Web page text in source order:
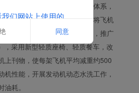
效；建立飞行全阶段油耗监控体系，
化管理；推进飞机减阻减重，将飞机
，按照航班客座率加注饮用水，推广
，采用新型轻质座椅、轻质餐车，改
上刊物，使每架飞机平均减重约500
机性能，开展发动机动态水洗工作，
耗。
们网站上使用的
的完整列表
同意